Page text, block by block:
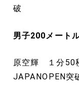
破
男子200メート
原空輝 １分50
JAPANOPEN突